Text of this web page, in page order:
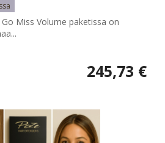
Miss Volume paketissa on
245,73 €